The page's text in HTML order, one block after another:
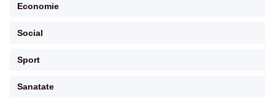
Economie
Social
Sport
Sanatate